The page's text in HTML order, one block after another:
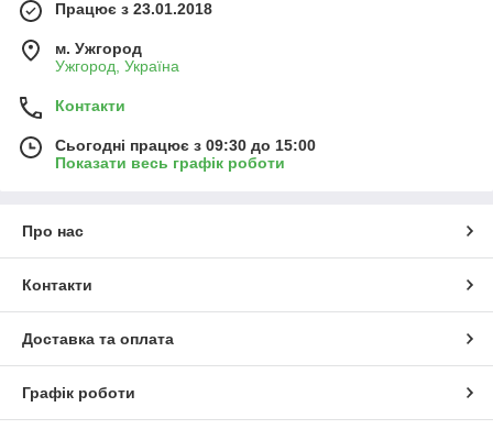
Працює з 23.01.2018
м. Ужгород
Ужгород, Україна
Контакти
Сьогодні працює з 09:30 до 15:00
Показати весь графік роботи
Про нас
Контакти
Доставка та оплата
Графік роботи